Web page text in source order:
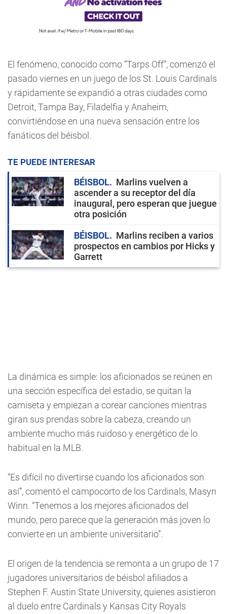
El fenómeno, conocido como “Tarps Off”, comenzó el
pasado viernes en un juego de los St. Louis Cardinals
y rápidamente se expandió a otras ciudades como
Detroit, Tampa Bay, Filadelfia y Anaheim,
convirtiéndose en una nueva sensación entre los
fanáticos del béisbol.
TE PUEDE INTERESAR
BÉISBOL
Marlins vuelven a
ascender a su receptor del día
inaugural, pero esperan que juegue
otra posición
BÉISBOL
Marlins reciben a varios
prospectos en cambios por Hicks y
Garrett
La dinámica es simple: los aficionados se reúnen en
una sección específica del estadio, se quitan la
camiseta y empiezan a corear canciones mientras
giran sus prendas sobre la cabeza, creando un
ambiente mucho más ruidoso y energético de lo
habitual en la MLB.
“Es difícil no divertirse cuando los aficionados son
así”, comentó el campocorto de los Cardinals, Masyn
Winn. “Tenemos a los mejores aficionados del
mundo, pero parece que la generación más joven lo
convierte en un ambiente universitario”.
El origen de la tendencia se remonta a un grupo de 17
jugadores universitarios de béisbol afiliados a
Stephen F. Austin State University, quienes asistieron
al duelo entre Cardinals y Kansas City Royals